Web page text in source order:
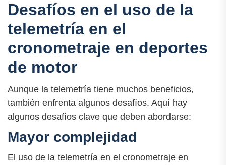
Desafíos en el uso de la
telemetría en el
cronometraje en deportes
de motor
Aunque la telemetría tiene muchos beneficios,
también enfrenta algunos desafíos. Aquí hay
algunos desafíos clave que deben abordarse:
Mayor complejidad
El uso de la telemetría en el cronometraje en